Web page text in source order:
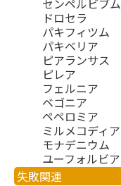
センペルビブム
ドロセラ
パキフィツム
パキベリア
ピアランサス
ピレア
フェルニア
ベゴニア
ペペロミア
ミルメコディア
モナデニウム
ユーフォルビア
失敗関連